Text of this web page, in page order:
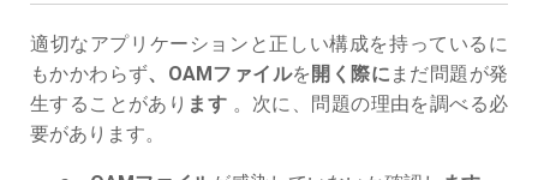
適切なアプリケーションと正しい構成を持っているに
もかかわらず、OAMファイルを 開く際に まだ問題が発
生することがあり ます 。次に、問題の理由を調べる必
要があります。